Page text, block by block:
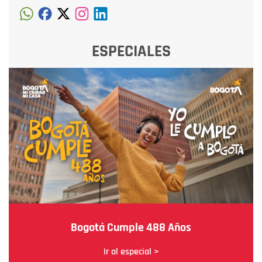
ESPECIALES
Bogotá Cumple 488 Años
Ir al especial >